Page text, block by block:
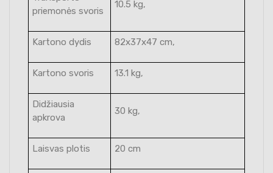
priemonės svoris
10.5 kg,
Kartono dydis 82x37x47 cm,
Kartono svoris 13.1 kg,
Didžiausia
apkrova
30 kg,
Laisvas plotis 20 cm